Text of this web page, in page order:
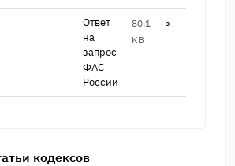
Ответ
на
запрос
ФАС ​
России
80.1
KB
5
кодексов